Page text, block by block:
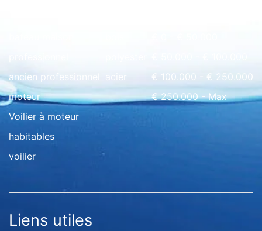
ancien professionnel
moteur
Voilier à moteur
habitables
voilier
acier
€ 100.000 - € 250.000
€ 250.000 - Max
Liens utiles